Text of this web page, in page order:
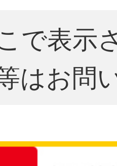
で表示
はお問